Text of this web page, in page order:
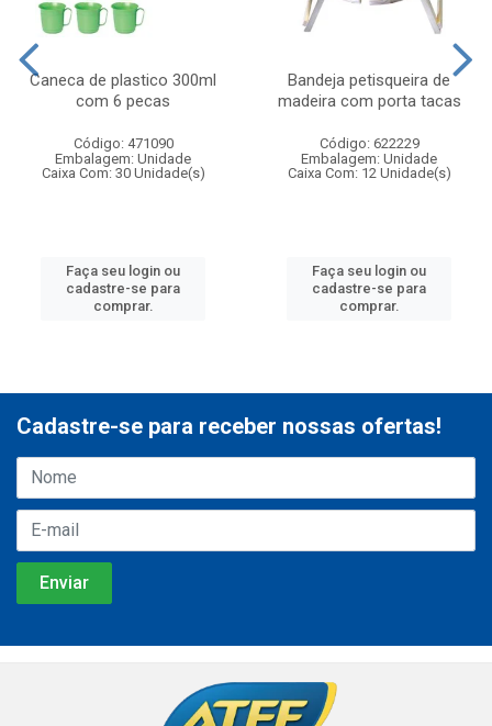
Caneca de plastico 300ml
com 6 pecas
Código: 471090
Embalagem: Unidade
Caixa Com: 30 Unidade(s)
Faça seu login ou
cadastre-se para
comprar.
Bandeja petisqueira de
madeira com porta tacas
Código: 622229
Embalagem: Unidade
Caixa Com: 12 Unidade(s)
Faça seu login ou
cadastre-se para
comprar.
Cadastre-se para receber nossas ofertas!